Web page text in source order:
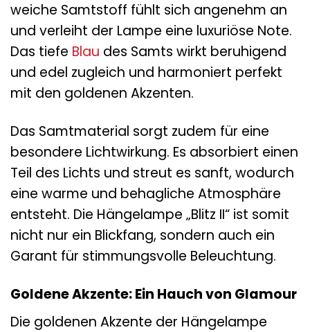
weiche Samtstoff fühlt sich angenehm an
und verleiht der Lampe eine luxuriöse Note.
Das tiefe Blau des Samts wirkt beruhigend
und edel zugleich und harmoniert perfekt
mit den goldenen Akzenten.
Das Samtmaterial sorgt zudem für eine
besondere Lichtwirkung. Es absorbiert einen
Teil des Lichts und streut es sanft, wodurch
eine warme und behagliche Atmosphäre
entsteht. Die Hängelampe „Blitz II“ ist somit
nicht nur ein Blickfang, sondern auch ein
Garant für stimmungsvolle Beleuchtung.
Goldene Akzente: Ein Hauch von Glamour
Die goldenen Akzente der Hängelampe